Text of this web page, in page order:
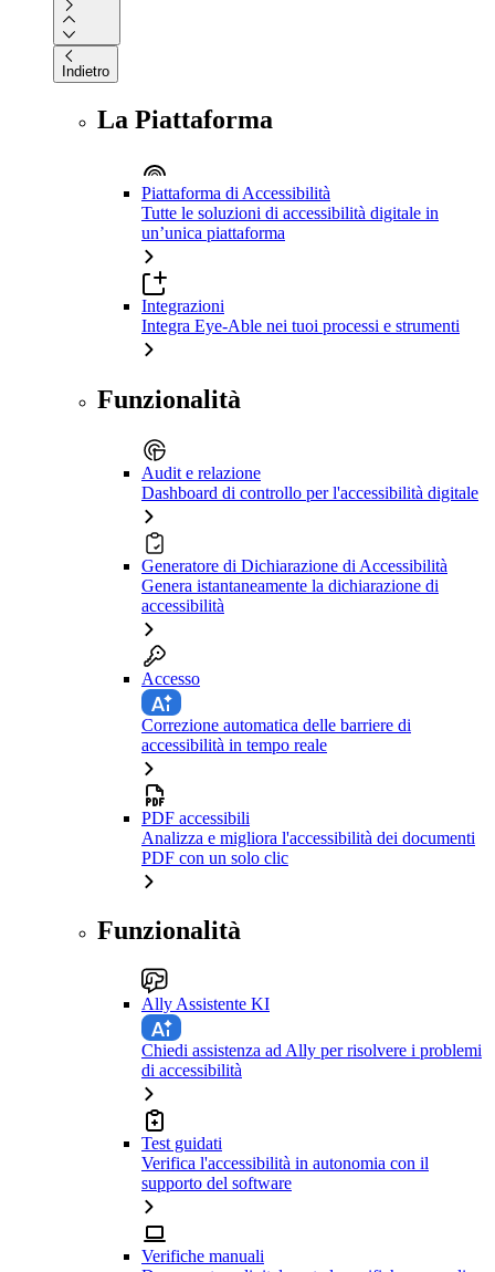
Indietro
La Piattaforma
Piattaforma di Accessibilità
Tutte le soluzioni di accessibilità digitale in
un’unica piattaforma
Integrazioni
Integra Eye-Able nei tuoi processi e strumenti
Funzionalità
Audit e relazione
Dashboard di controllo per l'accessibilità digitale
Generatore di Dichiarazione di Accessibilità
Genera istantaneamente la dichiarazione di
accessibilità
Accesso
Correzione automatica delle barriere di
accessibilità in tempo reale
PDF accessibili
Analizza e migliora l'accessibilità dei documenti
PDF con un solo clic
Funzionalità
Ally Assistente KI
Chiedi assistenza ad Ally per risolvere i problemi
di accessibilità
Test guidati
Verifica l'accessibilità in autonomia con il
supporto del software
Verifiche manuali